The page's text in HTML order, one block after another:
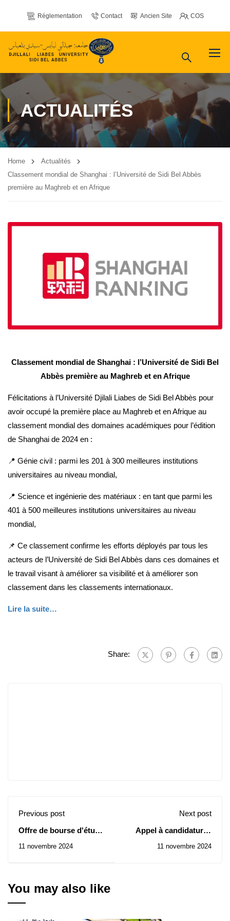
Réglementation Contact Ancien Site COS
ACTUALITÉS
Home
Actualités
Classement mondial de Shanghai : l’Université de Sidi Bel Abbès
première au Maghreb et en Afrique
Classement mondial de Shanghai : l’Université de Sidi Bel
Abbès première au Maghreb et en Afrique
Félicitations à l’Université Djilali Liabes de Sidi Bel Abbès pour
avoir occupé la première place au Maghreb et en Afrique au
classement mondial des domaines académiques pour l’édition
de Shanghai de 2024 en :
📍 Génie civil : parmi les 201 à 300 meilleures institutions
universitaires au niveau mondial,
📍 Science et ingénierie des matériaux : en tant que parmi les
401 à 500 meilleures institutions universitaires au niveau
mondial,
📌 Ce classement confirme les efforts déployés par tous les
acteurs de l’Université de Sidi Bel Abbès dans ces domaines et
le travail visant à améliorer sa visibilité et à améliorer son
classement dans les classements internationaux.
Lire la suite…
Share:
Previous post
Offre de bourse d'étude
L'Université Lucian
Erasmus+
11 novembre 2024
Next post
Appel à candidatures
Cadix Espagne 2024-
11 novembre 2024
You may also like